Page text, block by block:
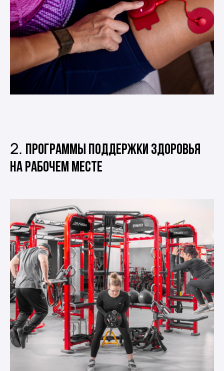
2. Программы поддержки здоровья
на рабочем месте